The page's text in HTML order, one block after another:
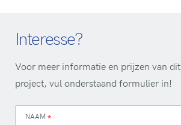
Interesse?
Voor meer informatie en prijzen van dit
project, vul onderstaand formulier in!
NAAM *